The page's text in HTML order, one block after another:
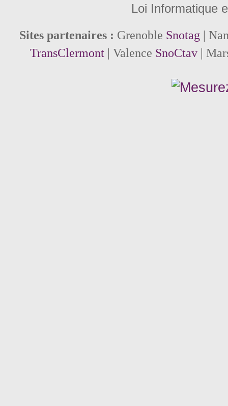
Loi Informatique
Sites partenaires : Grenoble Snotag |
TransClermont| Valence SnoCtav|